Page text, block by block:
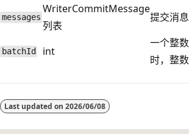
messages
WriterCommitMessage
列表
提交消
batchId int
一个整
时，整
模
式
Last updated on 2026/06/08